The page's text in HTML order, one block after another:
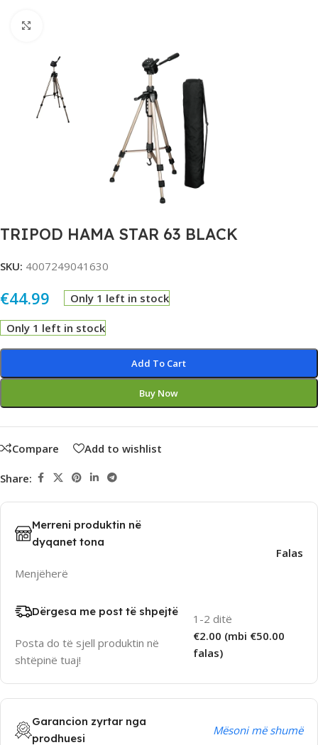
TRIPOD HAMA STAR 63 BLACK
SKU: 4007249041630
€44.99 Only 1 left in stock
Only 1 left in stock
Add To Cart
Buy Now
Compare Add to wishlist
Share:
Merreni produktin në
dyqanet tona
Menjëherë
Falas
Dërgesa me post të shpejtë
Posta do të sjell produktin në
shtëpinë tuaj!
1-2 ditë
€2.00 (mbi €50.00
falas)
Garancion zyrtar nga
prodhuesi
Mësoni më shumë